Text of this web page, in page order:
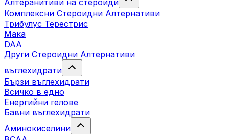
Алтеранитиви на стероиди
Комплексни Стероидни Алтернативи
Трибулус Терестрис
Maка
DAA
Други Стероидни Алтернативи
въглехидрати
Бързи въглехидрати
Всичко в едно
Енергийни гелове
Бавни въглехидрати
Аминокиселини